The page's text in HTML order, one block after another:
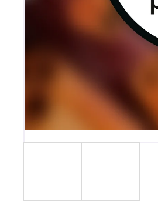
VODNÍ DÝMKA - VZ
4 990 Kč